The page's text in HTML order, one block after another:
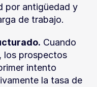
por antigüedad y
de trabajo.
Cuando
los prospectos
intento
la tasa de